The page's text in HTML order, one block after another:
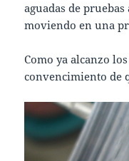
aguadas de
moviendo en una
Como ya alcanzo
convencimiento de